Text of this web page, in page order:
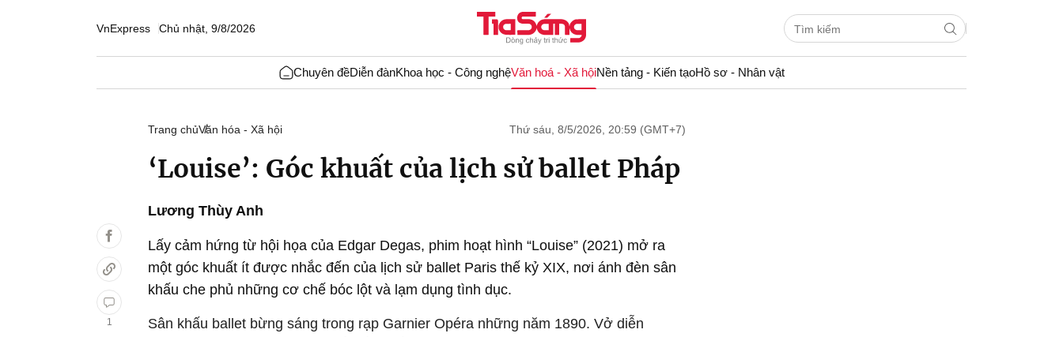
VnExpress Chủ nhật, 9/8/2026
Chuyên đềDiễn đànKhoa học - Công nghệVăn hoá - Xã hộiNền tảng - Kiến tạoHồ sơ - Nhân vật
1
Trang chủVăn hóa - Xã hội Thứ sáu, 8/5/2026, 20:59 (GMT+7)
‘Louise’: Góc khuất của lịch sử ballet Pháp
Lương Thùy Anh
Lấy cảm hứng từ hội họa của Edgar Degas, phim hoạt hình “Louise” (2021) mở ra
một góc khuất ít được nhắc đến của lịch sử ballet Paris thế kỷ XIX, nơi ánh đèn sân
khấu che phủ những cơ chế bóc lột và lạm dụng tình dục.
Sân khấu ballet bừng sáng trong rạp Garnier Opéra những năm 1890. Vở diễn